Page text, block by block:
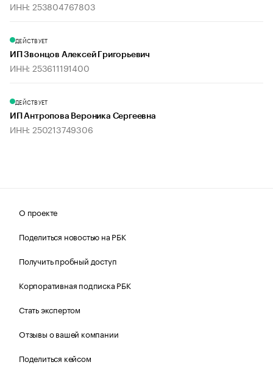
ИНН: 253804767803
ДЕЙСТВУЕТ
ИП Звонцов Алексей Григорьевич
ИНН: 253611191400
ДЕЙСТВУЕТ
ИП Антропова Вероника Сергеевна
ИНН: 250213749306
О проекте
Поделиться новостью на РБК
Получить пробный доступ
Корпоративная подписка РБК
Стать экспертом
Отзывы о вашей компании
Поделиться кейсом